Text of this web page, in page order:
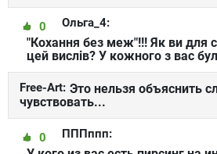
Ольга_4:
0
"Кохання без меж"!!! Як ви для
цей вислів? У кожного з вас
Free-Art: Это нельзя объяснить
чувствовать...
ПППппп:
0